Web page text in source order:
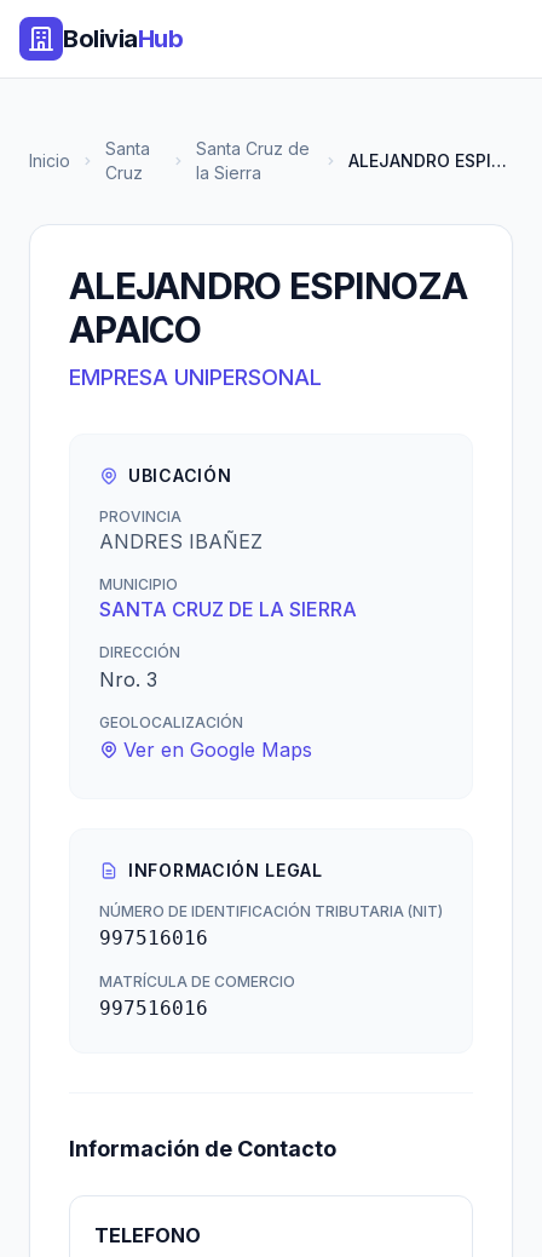
BoliviaHub
Inicio
Santa
Cruz
Santa Cruz de
la Sierra
ALEJANDRO ESPINOZA APAICO
ALEJANDRO ESPINOZA
APAICO
EMPRESA UNIPERSONAL
UBICACIÓN
PROVINCIA
ANDRES IBAÑEZ
MUNICIPIO
SANTA CRUZ DE LA SIERRA
DIRECCIÓN
Nro. 3
GEOLOCALIZACIÓN
Ver en Google Maps
INFORMACIÓN LEGAL
NÚMERO DE IDENTIFICACIÓN TRIBUTARIA (NIT)
997516016
MATRÍCULA DE COMERCIO
997516016
Información de Contacto
TELEFONO